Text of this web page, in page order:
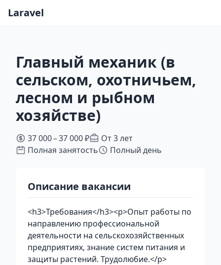
Laravel
Главный механик (в
сельском, охотничьем,
лесном и рыбном
хозяйстве)
37 000 – 37 000 ₽
От 3 лет
Полная занятость
Полный день
Описание вакансии
<h3>Требования</h3><p>Опыт работы по
направлению профессиональной
деятельности на сельскохозяйственных
предприятиях, знание систем питания и
защиты растений. Трудолюбие.</p>